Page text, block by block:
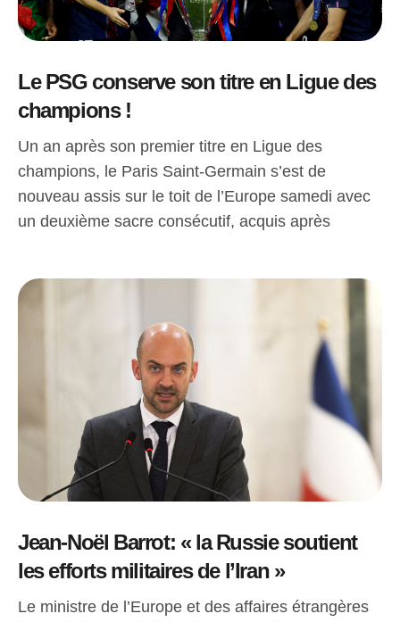
Le PSG conserve son titre en Ligue des
champions !
Un an après son premier titre en Ligue des
champions, le Paris Saint-Germain s’est de
nouveau assis sur le toit de l’Europe samedi avec
un deuxième sacre consécutif, acquis après
Jean-Noël Barrot: « la Russie soutient
les efforts militaires de l’Iran »
Le ministre de l’Europe et des affaires étrangères